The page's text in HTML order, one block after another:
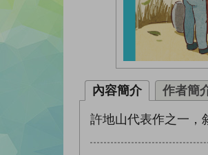
內容簡介 作者簡
許地山代表作之一，